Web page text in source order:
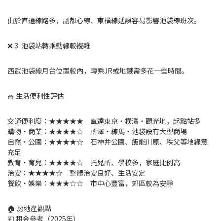
由於直通線路多，副都心線、東橫線延誤容易影響池袋線班次。
❌ 3. 池袋站轉乘動線較複雜
西武池袋線月台位置較內，轉乘JR或地鐵需多花一些時間。
🧺 生活便利性評估
交通便利度：★★★★★ 直達東京・橫濱・觀光地，起點站多
購物・商業：★★★★☆ 所澤・練馬・池袋設有大型商場
自然・公園：★★★★☆ 石神井公園、飯能川原、秩父等地綠意
充足
教育・育兒：★★★★☆ 托兒所、學校多，家庭比例高
治安：★★★★☆ 整體治安良好、生活安定
餐飲・娛樂：★★★☆☆ 市中心豐富，郊區較為安靜
🏠 房地產觀點
💴 租金參考（2025年）